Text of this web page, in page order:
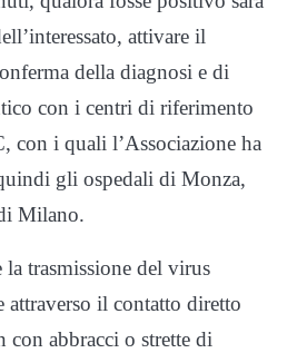
attivare il
della diagnosi e di
con i centri di riferimento
con i quali l’Associazione ha
gli ospedali di Monza,
Milano.
trasmissione del virus
attraverso il contatto diretto
con abbracci o strette di